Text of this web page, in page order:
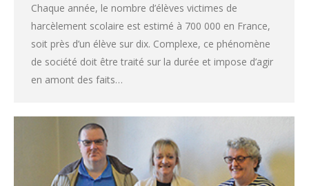
Chaque année, le nombre d’élèves victimes de
harcèlement scolaire est estimé à 700 000 en France,
soit près d’un élève sur dix. Complexe, ce phénomène
de société doit être traité sur la durée et impose d’agir
en amont des faits…